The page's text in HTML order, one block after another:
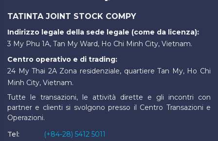
TATINTA JOINT STOCK COMPY
Indirizzo legale della sede legale (come da licenza):
3 My Phu 1A, Tan My Ward, Ho Chi Minh City, Vietnam.
Centro operativo e di trading:
24 My Thai 2A Zona residenziale, quartiere Tan My, Ho Chi
Minh City, Vietnam.
Tutte le transazioni, le attività dirette e gli incontri con
partner e clienti si svolgono presso il Centro Transazioni e
Operazioni.
Tel:
(+84-28) 5412 5011